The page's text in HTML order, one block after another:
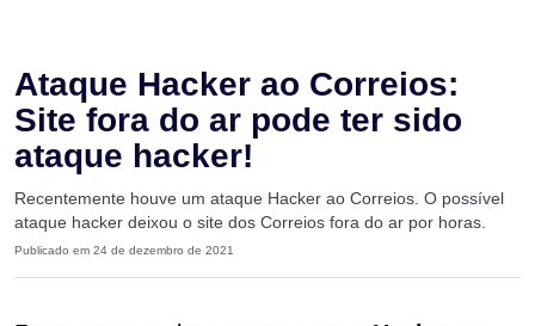
Ataque Hacker ao Correios:
Site fora do ar pode ter sido
ataque hacker!
Recentemente houve um ataque Hacker ao Correios. O possível
ataque hacker deixou o site dos Correios fora do ar por horas.
Publicado em 24 de dezembro de 2021